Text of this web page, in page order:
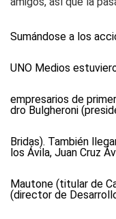
Sumándose a los
UNO Medios
empresarios de
dro Bulg­he­ro­ni
Bridas). También
los Ávi­la, Juan Cruz
Mautone (titular de
(director de